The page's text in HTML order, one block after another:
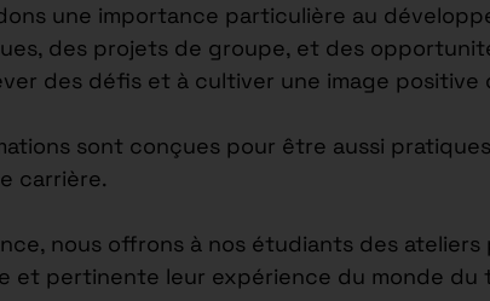
une importance particulière au
des projets de groupe, et des
des défis et à cultiver une image positive
sont conçues pour être aussi
carrière.
nous offrons à nos étudiants des
pertinente leur expérience du monde du